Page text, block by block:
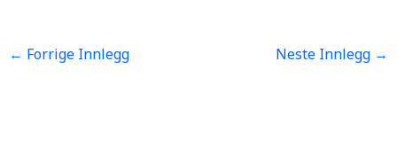
← Forrige Innlegg Neste Innlegg →